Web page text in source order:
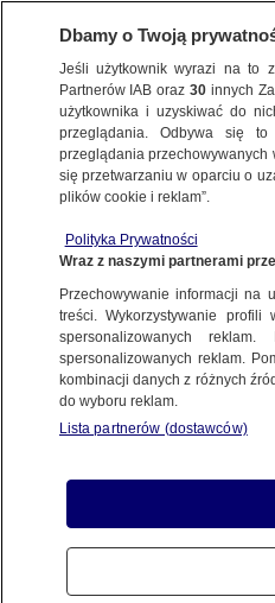
POLSKA
NAJNOWSZE
Znów czad -
Szczecin:
pasażerów
Dbamy o Twoją
Jeśli użytkownik wyrazi na to
Partnerów IAB oraz30 innych
użytkownika i uzyskiwać do
przeglądania. Odbywa się
przeglądania
się przetwarzaniu w oparciu o
plików cookie i reklam”.
Polityka Prywatności
Wraz z naszymi partnerami
Przechowywanie informacji na
treści. Wykorzystywanie
spersonalizowanych
spersonalizowanych reklam.
kombinacji danych z różnych
do wyboru reklam.
Lista partnerów (dostawców)